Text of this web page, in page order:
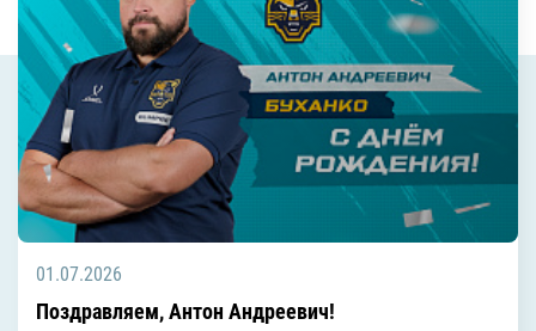
01.07.2026
Поздравляем, Антон Андреевич!